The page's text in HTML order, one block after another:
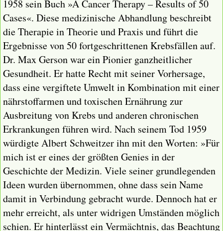
1958 sein Buch »A Cancer Therapy – Results of 50
Cases«. Diese medizinische Abhandlung beschreibt
die Therapie in Theorie und Praxis und führt die
Ergebnisse von 50 fortgeschrittenen Krebsfällen auf.
Dr. Max Gerson war ein Pionier ganzheitlicher
Gesundheit. Er hatte Recht mit seiner Vorhersage,
dass eine vergiftete Umwelt in Kombination mit einer
nährstoffarmen und toxischen Ernährung zur
Ausbreitung von Krebs und anderen chronischen
Erkrankungen führen wird. Nach seinem Tod 1959
würdigte Albert Schweitzer ihn mit den Worten: »Für
mich ist er eines der größten Genies in der
Geschichte der Medizin. Viele seiner grundlegenden
Ideen wurden übernommen, ohne dass sein Name
damit in Verbindung gebracht wurde. Dennoch hat er
mehr erreicht, als unter widrigen Umständen möglich
schien. Er hinterlässt ein Vermächtnis, das Beachtung